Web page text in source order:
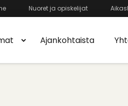
Nuoret ja opiskelijat
Ajankohtaista